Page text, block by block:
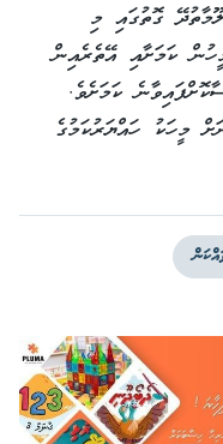
ގޮތުގައި މި
ކަމަށާއި އޭތެރެއިން
ކަމަށެވެ.
މީހަކު ހައްޔަރުކަމުގެ